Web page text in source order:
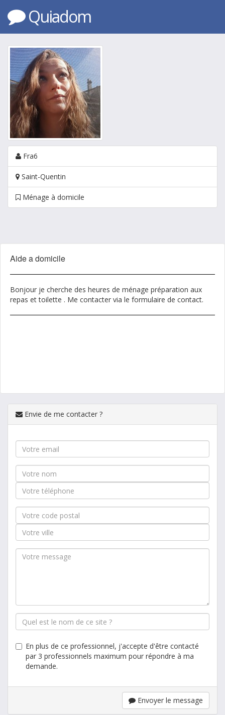
Quiadom
Fra6
Saint-Quentin
Ménage à domicile
Aide a domicile
Bonjour je cherche des heures de ménage préparation aux
repas et toilette . Me contacter via le formulaire de contact.
Envie de me contacter ?
En plus de ce professionnel, j'accepte d'être contacté
par 3 professionnels maximum pour répondre à ma
demande.
Envoyer le message